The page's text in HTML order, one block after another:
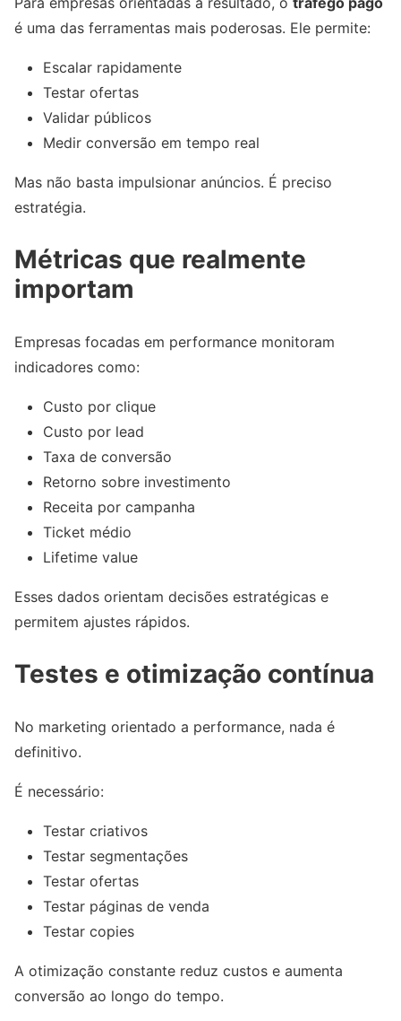
é uma das ferramentas mais poderosas. Ele permite:
Escalar rapidamente
Testar ofertas
Validar públicos
Medir conversão em tempo real
Mas não basta impulsionar anúncios. É preciso
estratégia.
Métricas que realmente
importam
Empresas focadas em performance monitoram
indicadores como:
Custo por clique
Custo por lead
Taxa de conversão
Retorno sobre investimento
Receita por campanha
Ticket médio
Lifetime value
Esses dados orientam decisões estratégicas e
permitem ajustes rápidos.
Testes e otimização contínua
No marketing orientado a performance, nada é
definitivo.
É necessário:
Testar criativos
Testar segmentações
Testar ofertas
Testar páginas de venda
Testar copies
A otimização constante reduz custos e aumenta
conversão ao longo do tempo.